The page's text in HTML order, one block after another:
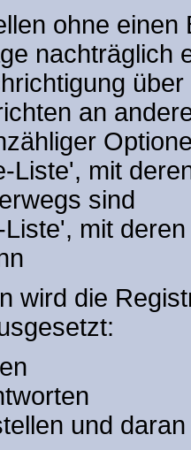
ohne
nachträglich
an
Liste', mit
sind
mit
wird die
und